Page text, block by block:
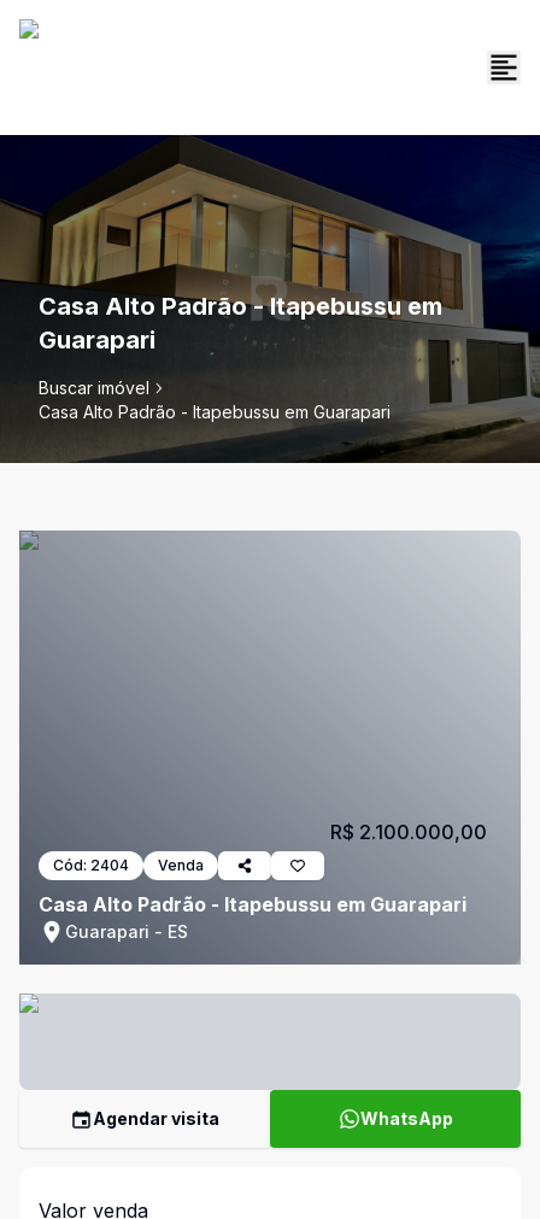
Casa Alto Padrão - Itapebussu em
Guarapari
Buscar imóvel
Casa Alto Padrão - Itapebussu em Guarapari
Cód: 2404 Venda
Casa Alto Padrão - Itapebussu em Guarapari
Guarapari - ES
R$ 2.100.000,00
Agendar visita WhatsApp
Valor venda